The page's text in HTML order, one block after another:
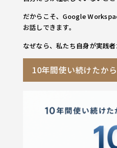
だからこそ、Google
お話しできます。
なぜなら、私たち自身が実践者
10年間使い続けたか